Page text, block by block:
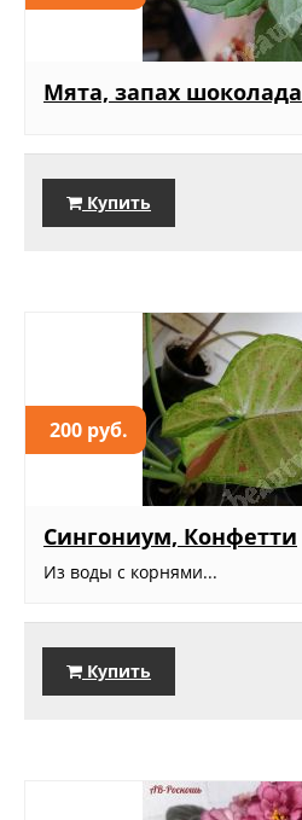
Мята, запах шоколада
Купить
200 руб.
Сингониум, Конфетти
Из воды с корнями...
Купить